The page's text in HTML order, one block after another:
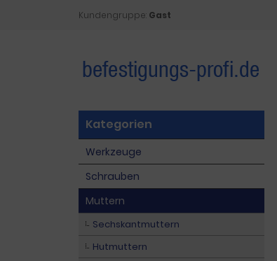
Kundengruppe: Gast
Kategorien
Werkzeuge
Schrauben
Muttern
Sechskantmuttern
Hutmuttern